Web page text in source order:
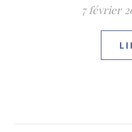
7 février